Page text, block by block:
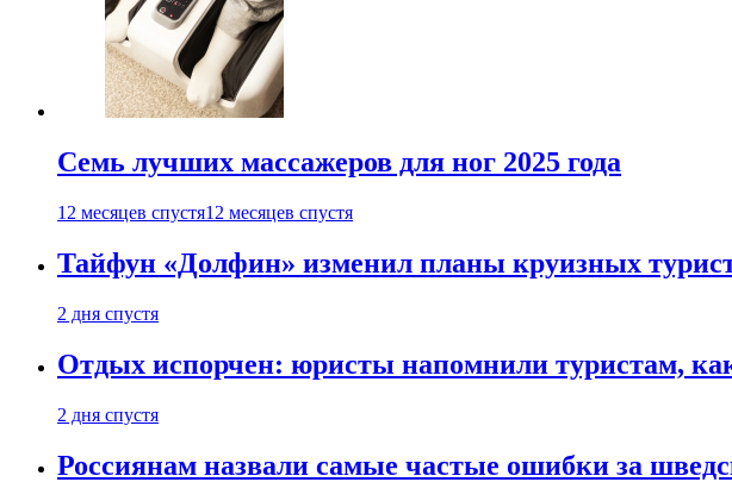
Семь лучших массажеров для ног 2025 года
12 месяцев спустя12 месяцев спустя
Тайфун «Долфин» изменил планы круизных
2 дня спустя
Отдых испорчен: юристы напомнили туристам,
2 дня спустя
Россиянам назвали самые частые ошибки за